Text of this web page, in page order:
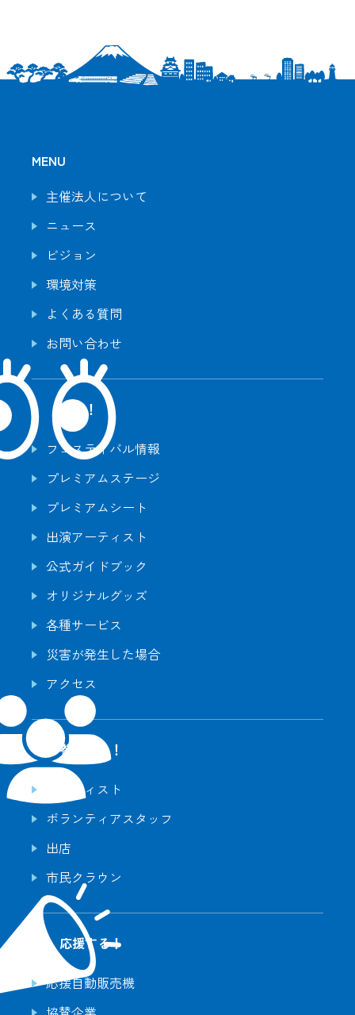
MENU
主催法人について
ニュース
ビジョン
環境対策
よくある質問
お問い合わせ
観る！
フェスティバル情報
プレミアムステージ
プレミアムシート
出演アーティスト
公式ガイドブック
オリジナルグッズ
各種サービス
災害が発生した場合
アクセス
参加する！
アーティスト
ボランティアスタッフ
出店
市民クラウン
応援する！
応援自動販売機